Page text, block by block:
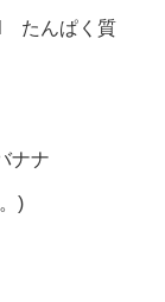
たんぱく質
ナナ
)